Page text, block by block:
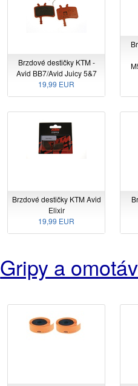
Brzdové destičky KTM -
Avid BB7/Avid Juicy 5&7
19,99 EUR
Brzdové destičky KTM Avid
Elixir
19,99 EUR
Gripy a